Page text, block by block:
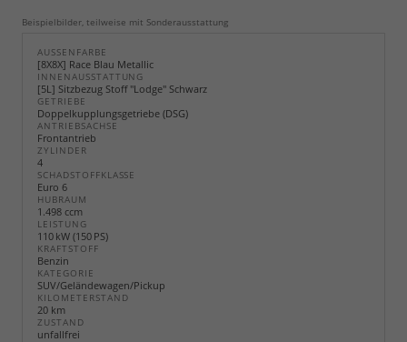
Beispielbilder, teilweise mit Sonderausstattung
AUSSENFARBE
[8X8X] Race Blau Metallic
INNENAUSSTATTUNG
[5L] Sitzbezug Stoff "Lodge" Schwarz
GETRIEBE
Doppelkupplungsgetriebe (DSG)
ANTRIEBSACHSE
Frontantrieb
ZYLINDER
4
SCHADSTOFFKLASSE
Euro 6
HUBRAUM
1.498 ccm
LEISTUNG
110 kW (150 PS)
KRAFTSTOFF
Benzin
KATEGORIE
SUV/Geländewagen/Pickup
KILOMETERSTAND
20 km
ZUSTAND
unfallfrei